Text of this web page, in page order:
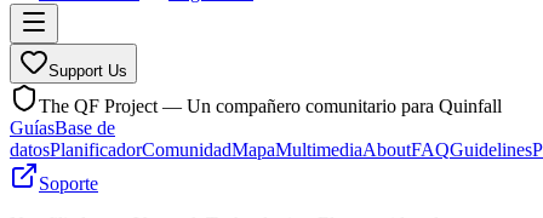
Support Us
The QF Project — Un compañero comunitario para Quinfall
GuíasBase de
datosPlanificadorComunidadMapaMultimediaAboutFAQGuidelines
Soporte